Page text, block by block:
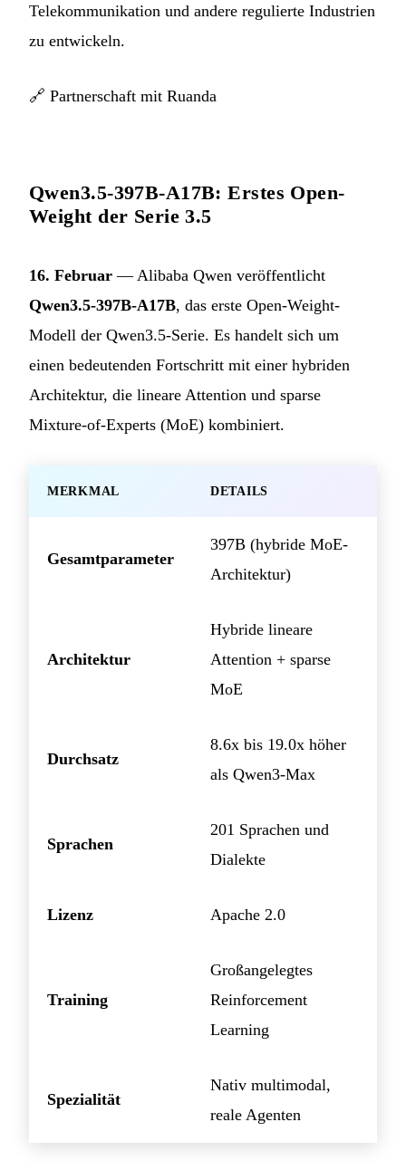
Telekommunikation und andere regulierte Industrien
zu entwickeln.
🔗 Partnerschaft mit Ruanda
Qwen3.5-397B-A17B: Erstes Open-
Weight der Serie 3.5
16. Februar — Alibaba Qwen veröffentlicht
Qwen3.5-397B-A17B, das erste Open-Weight-
Modell der Qwen3.5-Serie. Es handelt sich um
einen bedeutenden Fortschritt mit einer hybriden
Architektur, die lineare Attention und sparse
Mixture-of-Experts (MoE) kombiniert.
MERKMAL DETAILS
Gesamtparameter
397B (hybride MoE-
Architektur)
Architektur
Hybride lineare
Attention + sparse
MoE
Durchsatz
8.6x bis 19.0x höher
als Qwen3-Max
Sprachen
201 Sprachen und
Dialekte
Lizenz Apache 2.0
Training
Großangelegtes
Reinforcement
Learning
Spezialität
Nativ multimodal,
reale Agenten